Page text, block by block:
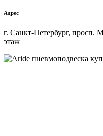
Адрес
г. Санкт-Петербург, просп.
этаж